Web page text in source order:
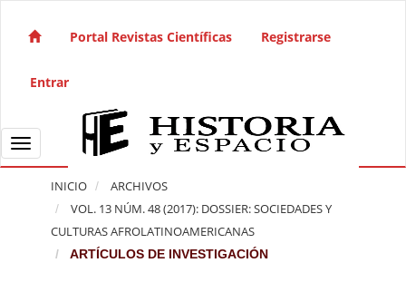
Navegación principal
Barra lateral
Portal Revistas Científicas Registrarse
Entrar
Toggle navigation
INICIO
ARCHIVOS
VOL. 13 NÚM. 48 (2017): DOSSIER: SOCIEDADES Y
CULTURAS AFROLATINOAMERICANAS
ARTÍCULOS DE INVESTIGACIÓN